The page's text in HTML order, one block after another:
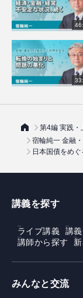
第4編 実践・
宿輪純一 金融
日本国債をめ
講義を探す
ライブ講義 講
講師から探す
みんなと交流